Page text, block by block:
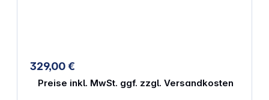
Seitliche Luftlöcher fördern eine saubere
Verbrennung Abnehmbarer Aschebehälter für
unkomplizierte Reinigung Geeignet für Terrasse,
329,00 €
Preise inkl. MwSt. ggf. zzgl. Versandkosten